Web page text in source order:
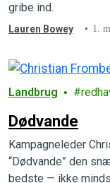
gribe ind.
Lauren Bowey 1.
Landbrug
Dødvande
Kampagneleder
“Dødvande” den
bedste — ikke